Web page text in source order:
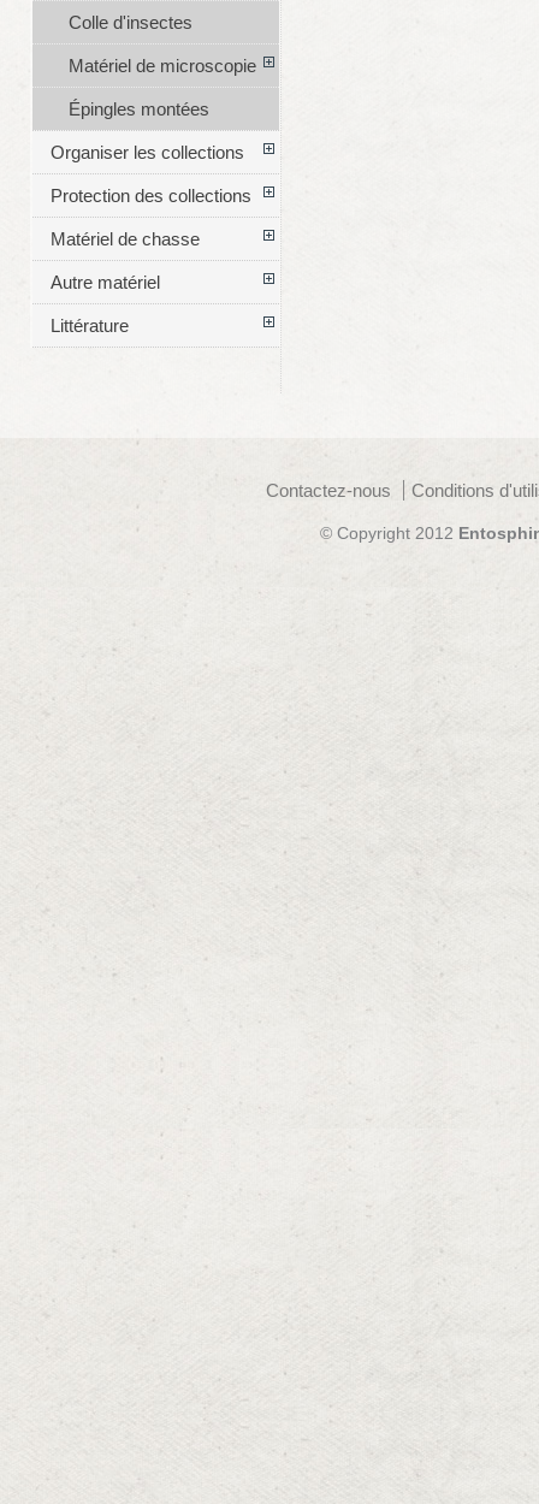
Colle d'insectes
Matériel de microscopie
Épingles montées
Organiser les collections
Protection des collections
Matériel de chasse
Autre matériel
Littérature
Contactez-nous Conditions
© Copyright 2012